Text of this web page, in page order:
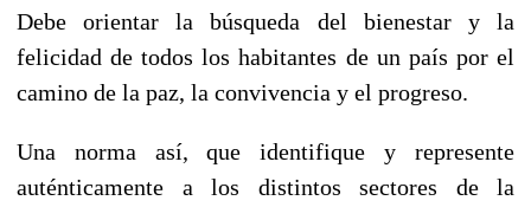
Debe orientar la búsqueda del bienestar y la
felicidad de todos los habitantes de un país por el
camino de la paz, la convivencia y el progreso.
Una norma así, que identifique y represente
auténticamente a los distintos sectores de la